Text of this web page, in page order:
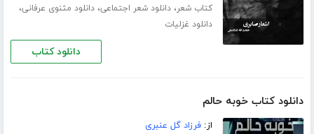
کتاب شعر،دانلود شعر اجتماعی،دانلود مثنوی عرفانی،
دانلود غزلیات
دانلود کتاب
دانلود کتاب خوبه حالم
از:فرزاد گل عنبری